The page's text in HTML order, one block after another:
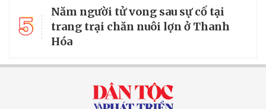
5
Năm người tử vong sau sự cố tại
trang trại chăn nuôi lợn ở Thanh
Hóa